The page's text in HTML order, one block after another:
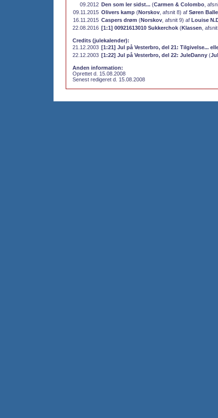
09.2012 Den som ler sidst... (Carmen & Colombo ,
09.11.2015 Olivers kamp (Norskov , afsnit 8) af Søren Balle
16.11.2015 Caspers drøm (Norskov , afsnit 9) af Louise
22.08.2016 [1:1] 00921613010 Sukkerchok (Klassen ,
Credits (julekalender):
21.12.2003 [1:21] Jul på Vesterbro, del 21: Tilgivelse...
22.12.2003 [1:22] Jul på Vesterbro, del 22: JuleDanny (
Anden information:
Oprettet d. 15.08.2008
Senest redigeret d. 15.08.2008